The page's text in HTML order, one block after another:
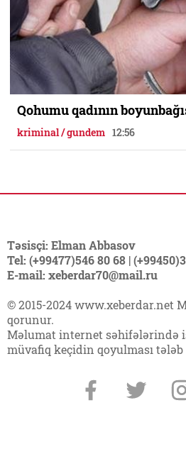
Qohumu qadının
kriminal / gundem 12:56
Təsisçi: Elman Abbasov
Tel: (+99477)546 80 68 |
E-mail: xeberdar70@mail.ru
© 2015-2024 www.xeberdar.net
qorunur.
Məlumat internet səhifələrində
müvafiq keçidin qoyulması